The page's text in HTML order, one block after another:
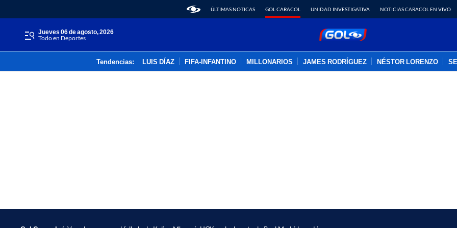
ÚLTIMAS NOTICAS GOL CARACOL UNIDAD INVESTIGATIVA NOTICIAS CARACOL EN VIVO
jueves 06 de agosto, 2026
Todo en Deportes
Tendencias: LUIS DÍAZ FIFA-INFANTINO MILLONARIOS JAMES RODRÍGUEZ NÉSTOR LORENZO